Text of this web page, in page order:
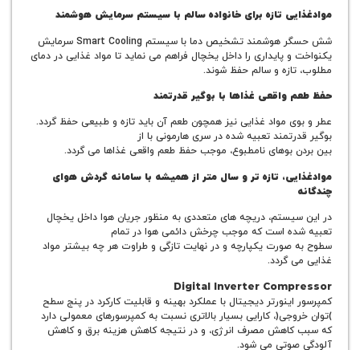
تازه برای خانواده سالم با سیستم سرمایش هوشمند
شش حسگر هوشمند تشخیص دما با سیستم Smart Cooling سرمایش
پایداری را داخل یخچال فراهم می نماید تا مواد غذایی در دمای
و سالم حفظ شوند.
غذاها با بوگیر قدرتمند
مواد غذایی نیز همچون طعم آن باید تازه و طبیعی حفظ گردد.
تعبیه شده در سری هارمونی با از
بوهای نامطبوع، موجب حفظ طعم واقعی غذاها می گردد.
تازه تر و سال متر از همیشه با سامانه گردش هوای
دریچه های متعددی به منظور جریان هوا داخل یخچال
است که موجب چرخش دائمی هوا در تمام
یکپارچه و در نهایت تازگی و طراوت هر چه بیشتر مواد
Digital Inverter
دیجیتال با عملکرد بهینه و قابلیت کارکرد در پنج سطح
کارایی بسیار بالاتری نسبت به کمپرسورهای معمولی دارد
مصرف انرژی، و در نتیجه کاهش هزینه برق و کاهش
می شود.